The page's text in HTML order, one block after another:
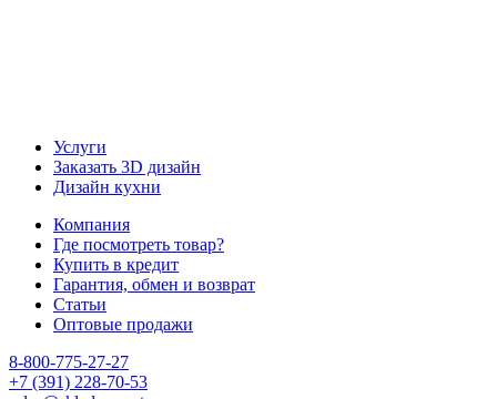
Услуги
Заказать 3D дизайн
Дизайн кухни
Компания
Где посмотреть товар?
Купить в кредит
Гарантия, обмен и возврат
Статьи
Оптовые продажи
8-800-775-27-27
+7 (391) 228-70-53